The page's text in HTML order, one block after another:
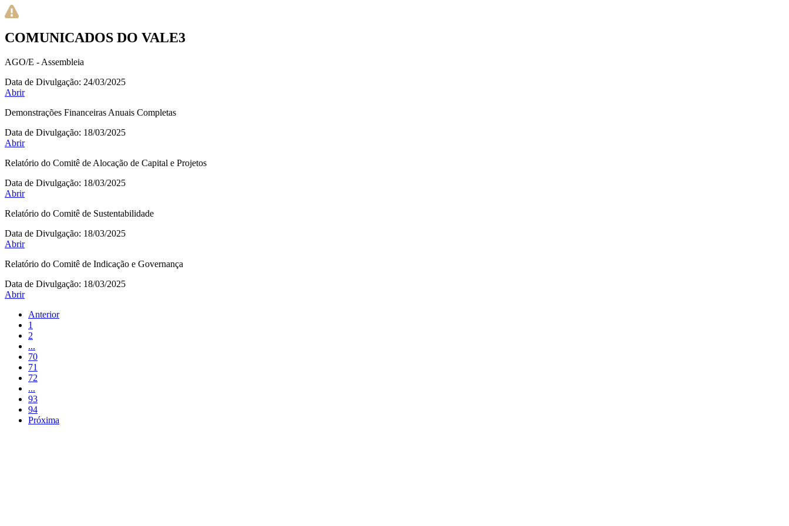
COMUNICADOS DO VALE3
AGO/E - Assembleia
Data de Divulgação: 24/03/2025
Abrir
Demonstrações Financeiras Anuais Completas
Data de Divulgação: 18/03/2025
Abrir
Relatório do Comitê de Alocação de Capital e Projetos
Data de Divulgação: 18/03/2025
Abrir
Relatório do Comitê de Sustentabilidade
Data de Divulgação: 18/03/2025
Abrir
Relatório do Comitê de Indicação e Governança
Data de Divulgação: 18/03/2025
Abrir
Anterior
1
2
...
70
71
72
...
93
94
Próxima